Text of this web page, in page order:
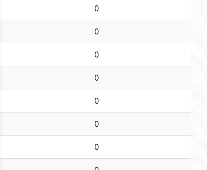
0
0
0
0
0
0
0